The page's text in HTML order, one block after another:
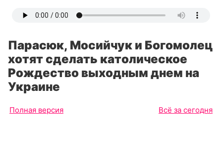
Парасюк, Мосийчук и Богомолец
хотят сделать католическое
Рождество выходным днем на
Украине
Полная версия Всё за сегодня